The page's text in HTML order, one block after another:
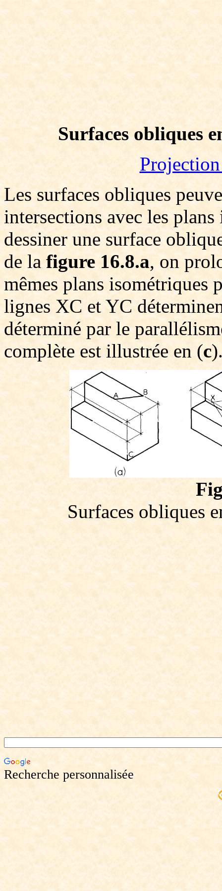
Surfaces obliques
Les surfaces obliques
intersections avec les
dessiner une surface
de la figure 16.8.a, on
mêmes plans isométriques
lignes XC et YC
déterminé par le
complète est illustrée en (c
Surfaces obliques
Recherche personnalisée